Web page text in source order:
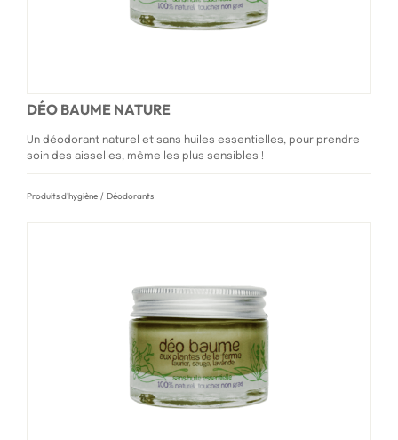
DÉO BAUME NATURE
Un déodorant naturel et sans huiles essentielles, pour prendre
soin des aisselles, même les plus sensibles !
Produits d'hygiène / Déodorants